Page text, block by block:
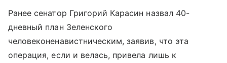
Ранее сенатор Григорий Карасин назвал 40-
дневный план Зеленского
человеконенавистническим, заявив, что эта
операция, если и велась, привела лишь к